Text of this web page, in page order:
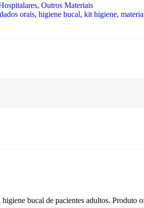
, Outros Materiais
orais, higiene bucal, kit higiene,
bucal de pacientes adultos.